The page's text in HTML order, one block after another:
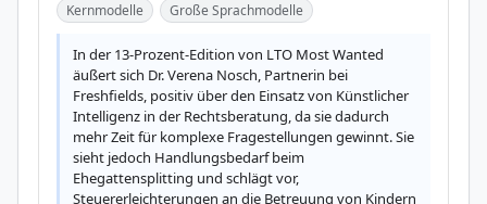
Kernmodelle
Große Sprachmodelle
In der 13-Prozent-Edition von LTO Most Wanted
äußert sich Dr. Verena Nosch, Partnerin bei
Freshfields, positiv über den Einsatz von Künstlicher
Intelligenz in der Rechtsberatung, da sie dadurch
mehr Zeit für komplexe Fragestellungen gewinnt. Sie
sieht jedoch Handlungsbedarf beim
Ehegattensplitting und schlägt vor,
Steuererleichterungen an die Betreuung von Kindern